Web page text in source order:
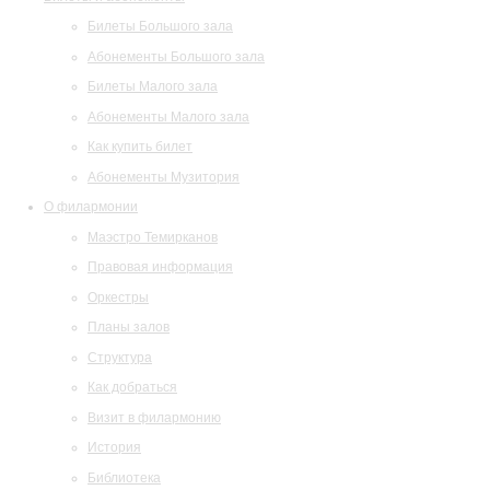
Билеты Большого зала
Абонементы Большого зала
Билеты Малого зала
Абонементы Малого зала
Как купить билет
Абонементы Музитория
О филармонии
Маэстро Темирканов
Правовая информация
Оркестры
Планы залов
Структура
Как добраться
Визит в филармонию
История
Библиотека